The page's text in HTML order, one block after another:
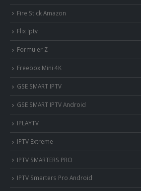
Fire Stick Amazon
Flix Iptv
Formuler Z
Freebox Mini 4K
‎GSE SMART IPTV
GSE SMART IPTV Android
IPLAYTV
IPTV Extreme
IPTV SMARTERS PRO
IPTV Smarters Pro Android